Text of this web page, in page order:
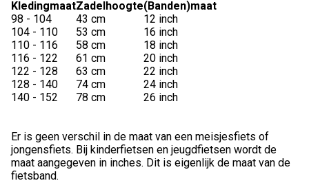
KledingmaatZadelhoogte(Banden)maat
98 - 104
43 cm
12 inch
104 - 110
53 cm
16 inch
110 - 116
58 cm
18 inch
116 - 122
61 cm
20 inch
122 - 128
63 cm
22 inch
128 - 140
74 cm
24 inch
140 - 152
78 cm 26 inch
Er is geen verschil in de maat van een meisjesfiets of
jongensfiets. Bij kinderfietsen en jeugdfietsen wordt de
maat aangegeven in inches. Dit is eigenlijk de maat van de
fietsband.